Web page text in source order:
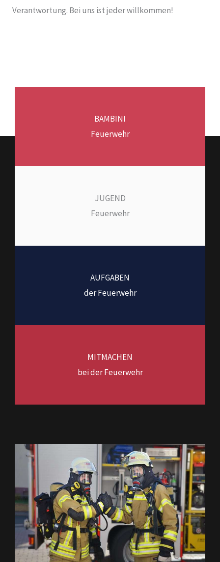
Verantwortung. Bei uns ist jeder willkommen!
BAMBINI
Feuerwehr
JUGEND
Feuerwehr
AUFGABEN
der Feuerwehr
MITMACHEN
bei der Feuerwehr